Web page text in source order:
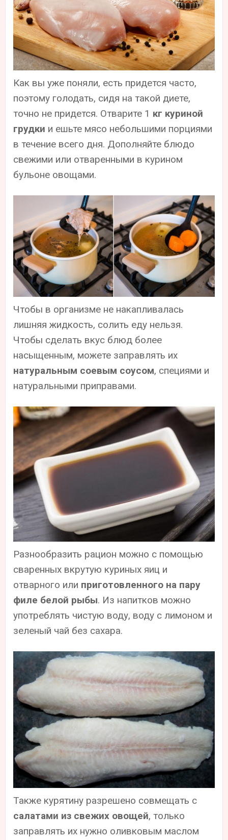
Как вы уже поняли, есть придется часто,
поэтому голодать, сидя на такой диете,
точно не придется. Отварите 1 кг куриной
грудки и ешьте мясо небольшими порциями
в течение всего дня. Дополняйте блюдо
свежими или отваренными в курином
бульоне овощами.
Чтобы в организме не накапливалась
лишняя жидкость, солить еду нельзя.
Чтобы сделать вкус блюд более
насыщенным, можете заправлять их
натуральным соевым соусом, специями и
натуральными приправами.
Разнообразить рацион можно с помощью
сваренных вкрутую куриных яиц и
отварного или приготовленного на пару
филе белой рыбы. Из напитков можно
употреблять чистую воду, воду с лимоном и
зеленый чай без сахара.
Также курятину разрешено совмещать с
салатами из свежих овощей, только
заправлять их нужно оливковым маслом